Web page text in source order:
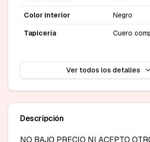
Color interior Negro
Tapicería Cuero
Ver todos los detalles
Descripción
NO BAJO PRECIO NI ACEPTO